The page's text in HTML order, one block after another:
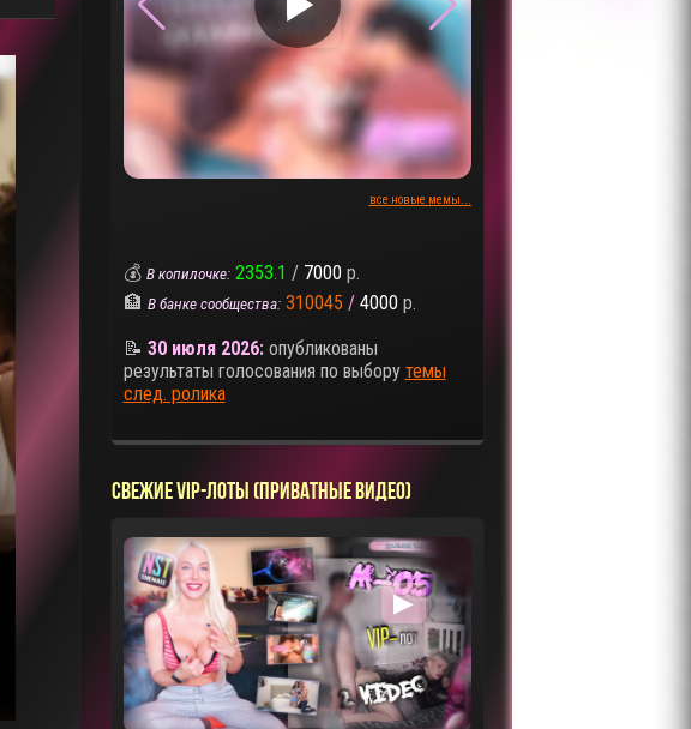
все новые мемы...
💰 В копилочке: 2353.1 / 7000 р.
🏦 В банке сообщества: 310045 / 4000 р.
📝 30 июля 2026:опубликованы
результаты голосования по выбору темы
след. ролика
СВЕЖИЕ VIP-ЛОТЫ (ПРИВАТНЫЕ ВИДЕО)
▶